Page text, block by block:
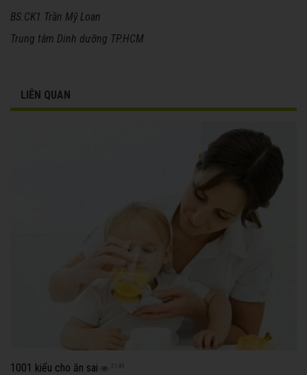
BS.CK1 Trần Mỹ Loan
Trung tâm Dinh dưỡng TP.HCM
LIÊN QUAN
1001 kiểu cho ăn sai 2149